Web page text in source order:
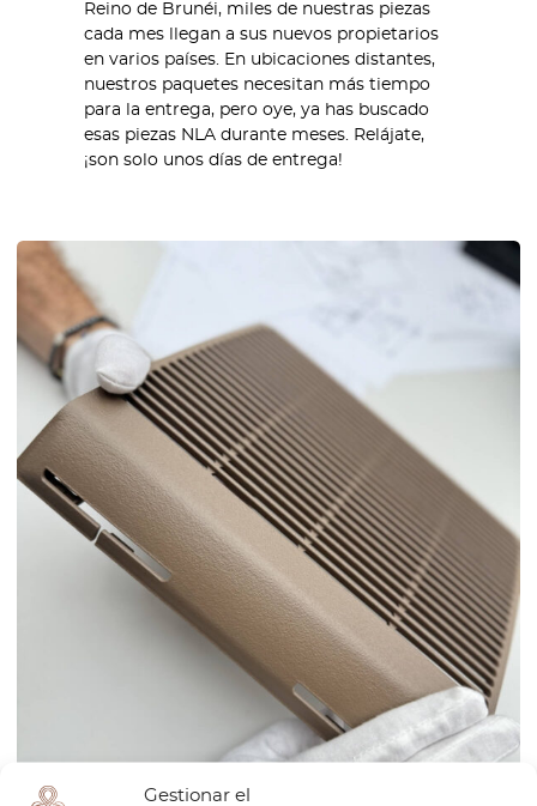
Gestionar el
Reino de Brunéi, miles de nuestras piezas
cada mes llegan a sus nuevos propietarios
en varios países. En ubicaciones distantes,
nuestros paquetes necesitan más tiempo
para la entrega, pero oye, ya has buscado
esas piezas NLA durante meses. Relájate,
¡son solo unos días de entrega!